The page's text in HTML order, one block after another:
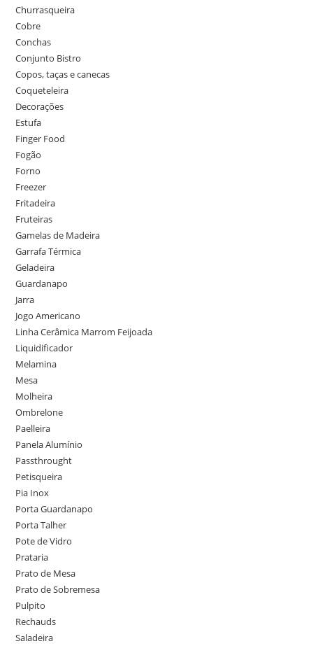
Churrasqueira
Cobre
Conchas
Conjunto Bistro
Copos, taças e canecas
Coqueteleira
Decorações
Estufa
Finger Food
Fogão
Forno
Freezer
Fritadeira
Fruteiras
Gamelas de Madeira
Garrafa Térmica
Geladeira
Guardanapo
Jarra
Jogo Americano
Linha Cerâmica Marrom Feijoada
Liquidificador
Melamina
Mesa
Molheira
Ombrelone
Paelleira
Panela Alumínio
Passthrought
Petisqueira
Pia Inox
Porta Guardanapo
Porta Talher
Pote de Vidro
Prataria
Prato de Mesa
Prato de Sobremesa
Pulpito
Rechauds
Saladeira